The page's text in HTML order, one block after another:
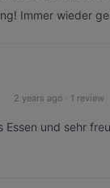
Immer wieder
2 years ago · 1 review
Essen und sehr